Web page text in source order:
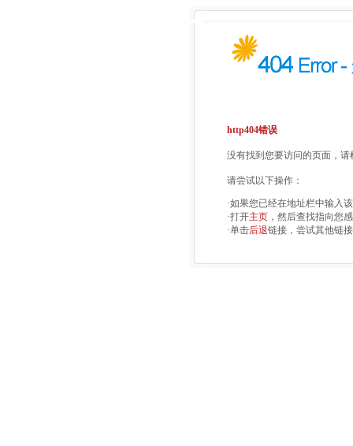
http404错误
没有找到您要访问的页面，
请尝试以下操作：
·如果您已经在地址栏中输入
·打开主页 ，然后查找指向您
·单击后退链接，尝试其他链